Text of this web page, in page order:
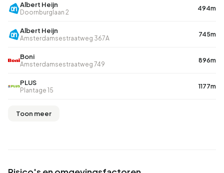
Albert Heijn
Doornburglaan 2
494m
Albert Heijn
Amsterdamsestraatweg 367A
745m
Boni
Amsterdamsestraatweg 749
896m
PLUS
Plantage 15
1177m
Toon meer